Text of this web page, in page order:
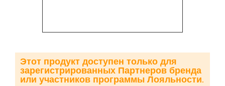
Этот продукт доступен только для
зарегистрированных Партнеров бренда
или участников программы Лояльности.